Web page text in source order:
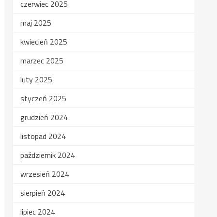
czerwiec 2025
maj 2025
kwiecień 2025
marzec 2025
luty 2025
styczeń 2025
grudzień 2024
listopad 2024
październik 2024
wrzesień 2024
sierpień 2024
lipiec 2024